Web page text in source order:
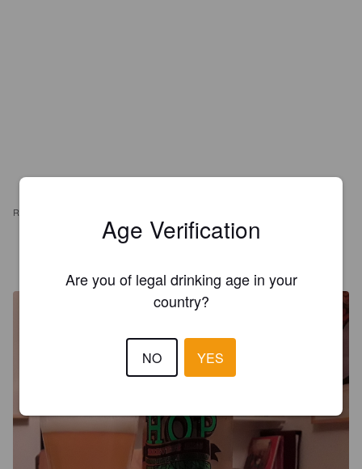
REVIEWS
Age Verification
Are you of legal drinking age in your
country?
NO YES